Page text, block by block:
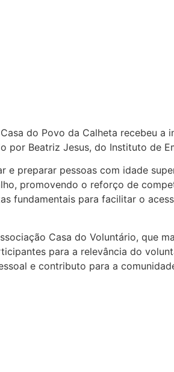
do Povo da Calheta recebeu a
por Beatriz Jesus, do Instituto de
preparar pessoas com idade
promovendo o reforço de
fundamentais para facilitar o
Casa do Voluntário, que
para a relevância do
e contributo para a